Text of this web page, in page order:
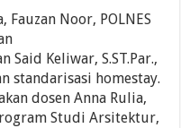
Fauzan Noor, POLNES
Said Keliwar, S.ST.Par.,
standarisasi homestay.
dosen Anna Rulia,
Studi Arsitektur,